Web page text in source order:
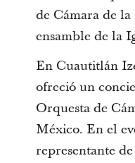
de Cámara de
ensamble de la
En Cuautitlán
ofreció un
Orquesta de
México. En el
representante